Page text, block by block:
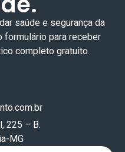
saúde e segurança da
formulário para receber
completo gratuito.
225 – B.
MG